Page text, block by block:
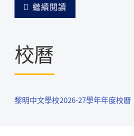
繼續閱讀
校曆
黎明中文學校2026-27學年年度校曆